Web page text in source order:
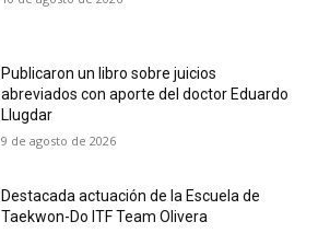
Publicaron un libro sobre juicios
abreviados con aporte del doctor Eduardo
Llugdar
9 de agosto de 2026
Destacada actuación de la Escuela de
Taekwon-Do ITF Team Olivera